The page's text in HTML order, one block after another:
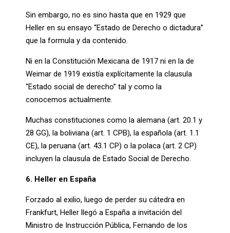
Sin embargo, no es sino hasta que en 1929 que
Heller en su ensayo “Estado de Derecho o dictadura”
que la formula y da contenido.
Ni en la Constitución Mexicana de 1917 ni en la de
Weimar de 1919 existía explícitamente la clausula
“Estado social de derecho” tal y como la
conocemos actualmente.
Muchas constituciones como la alemana (art. 20.1 y
28 GG), la boliviana (art. 1 CPB), la española (art. 1.1
CE), la peruana (art. 43.1 CP) o la polaca (art. 2 CP)
incluyen la clausula de Estado Social de Derecho.
6. Heller en España
Forzado al exilio, luego de perder su cátedra en
Frankfurt, Heller llegó a España a invitación del
Ministro de Instrucción Pública, Fernando de los